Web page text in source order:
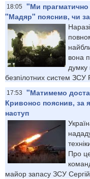
18:05
"Ми
"Мадяр" пояснив, чи
вона
безпілотних систем
17:53
"Матимемо
Кривонос пояснив, за
наступ
Про
майор запасу ЗСУ